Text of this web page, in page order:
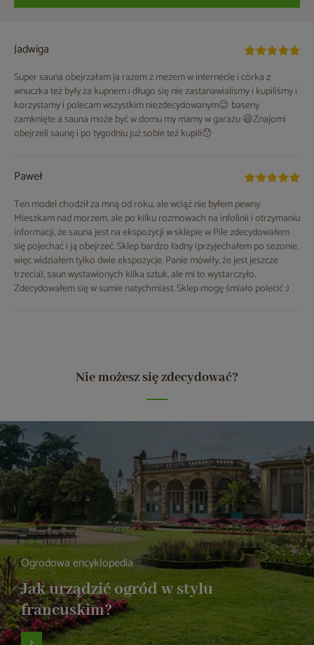
Jadwiga
Super sauna obejrzałam ja razem z mezem w internecie i córka z
wnuczka też były za kupnem i długo się nie zastanawialismy i kupiliśmy i
korzystamy i polecam wszystkim niezdecydowanym😉 baseny
zamknięte a sauna może być w domu my mamy w garażu 😆Znajomi
obejrzeli saunę i po tygodniu już sobie też kupili😯
Paweł
Ten model chodził za mną od roku, ale wciąż nie byłem pewny.
Mieszkam nad morzem, ale po kilku rozmowach na infolinii i otrzymaniu
informacji, że sauna jest na ekspozycji w sklepie w Pile zdecydowałem
się pojechać i ją obejrzeć. Sklep bardzo ładny (przyjechałem po sezonie,
więc widziałem tylko dwie ekspozycje. Panie mówiły, że jest jeszcze
trzecia), saun wystawionych kilka sztuk, ale mi to wystarczyło.
Zdecydowałem się w sumie natychmiast. Sklep mogę śmiało polecić :)
Nie możesz się zdecydować?
Ogrodowa encyklopedia
Jak urządzić ogród w stylu
francuskim?